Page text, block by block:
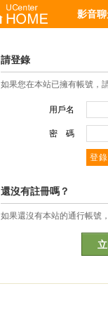
影音
請登錄
如果您在本站已擁有帳號，
用戶名
密 碼
還沒有註冊嗎？
如果還沒有本站的通行帳號